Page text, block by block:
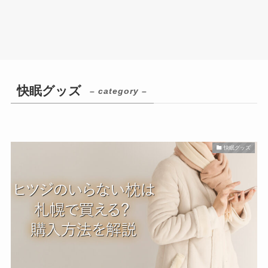
快眠グッズ – category –
快眠グッズ